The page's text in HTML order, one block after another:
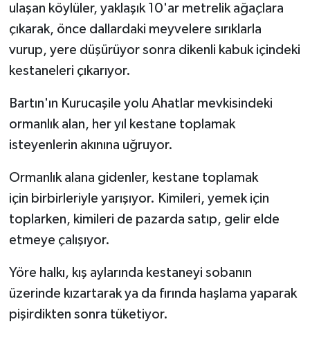
ulaşan köylüler, yaklaşık 10'ar metrelik ağaçlara
çıkarak, önce dallardaki meyvelere sırıklarla
vurup, yere düşürüyor sonra dikenli kabuk içindeki
kestaneleri çıkarıyor.
Bartın'ın Kurucaşile yolu Ahatlar mevkisindeki
ormanlık alan, her yıl kestane toplamak
isteyenlerin akınına uğruyor.
Ormanlık alana gidenler, kestane toplamak
için birbirleriyle yarışıyor. Kimileri, yemek için
toplarken, kimileri de pazarda satıp, gelir elde
etmeye çalışıyor.
Yöre halkı, kış aylarında kestaneyi sobanın
üzerinde kızartarak ya da fırında haşlama yaparak
pişirdikten sonra tüketiyor.